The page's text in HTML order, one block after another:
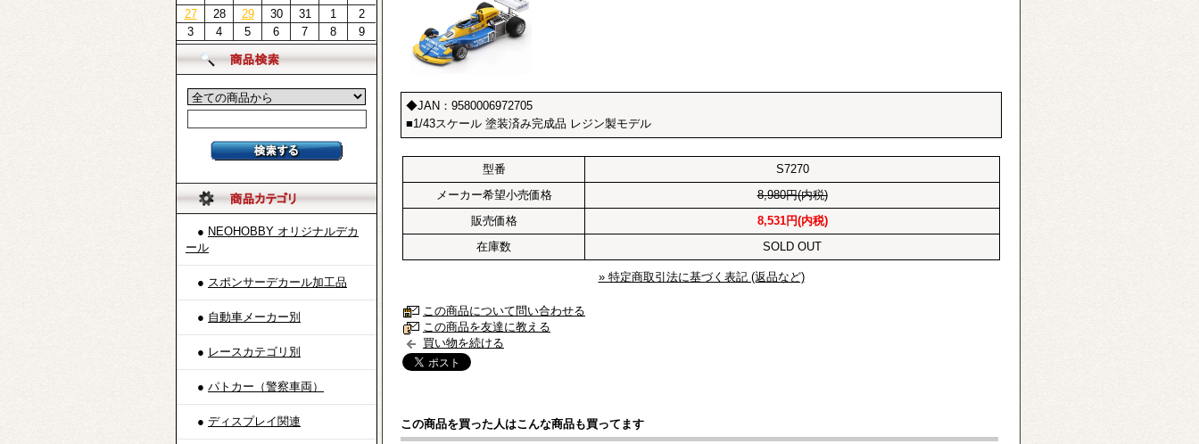
27
28 29 30 31 1
2
3
4 5 6 7 8 9
● NEOHOBBY オリジナルデカ
ール
● スポンサーデカール加工品
● 自動車メーカー別
● レースカテゴリ別
● パトカー（警察車両）
● ディスプレイ関連
◆JAN：9580006972705
■1/43スケール 塗装済み完成品 レジン製モデル
型番
S7270
メーカー希望小売価格
8,980円(内税)
販売価格
8,531円(内税)
在庫数
SOLD OUT
» 特定商取引法に基づく表記 (返品など)
この商品について問い合わせる
この商品を友達に教える
買い物を続ける
この商品を買った人はこんな商品も買ってます